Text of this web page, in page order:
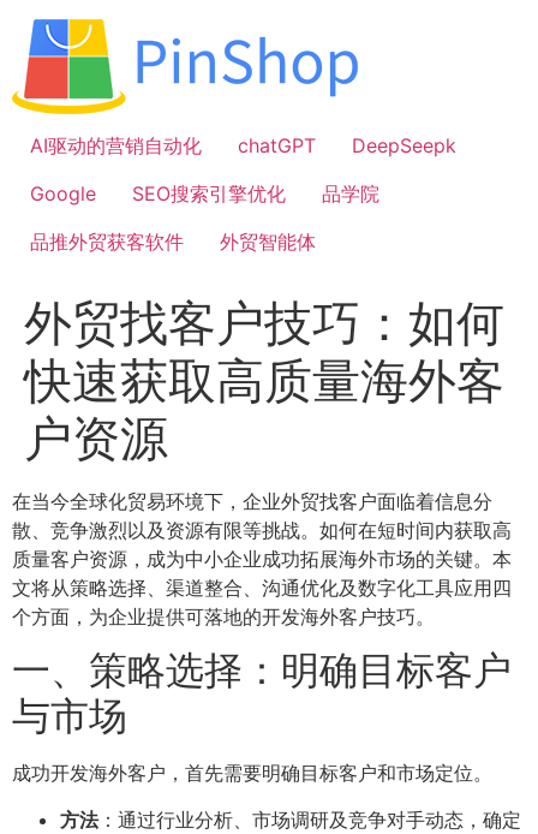
容
AI驱动的营销自动化
chatGPT
DeepSeepk
Google
SEO搜索引擎优化
品学院
品推外贸获客软件
外贸智能体
外贸找客户技巧：如何
快速获取高质量海外客
户资源
在当今全球化贸易环境下，企业外贸找客户面临着信息分
散、竞争激烈以及资源有限等挑战。如何在短时间内获取高
质量客户资源，成为中小企业成功拓展海外市场的关键。本
文将从策略选择、渠道整合、沟通优化及数字化工具应用四
个方面，为企业提供可落地的开发海外客户技巧。
一、策略选择：明确目标客户
与市场
成功开发海外客户，首先需要明确目标客户和市场定位。
方法：通过行业分析、市场调研及竞争对手动态，确定